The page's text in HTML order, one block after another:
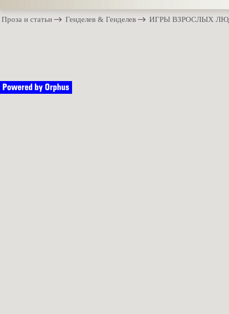
Проза и статьи Генделев & Генделев ИГРЫ ВЗРОСЛЫХ